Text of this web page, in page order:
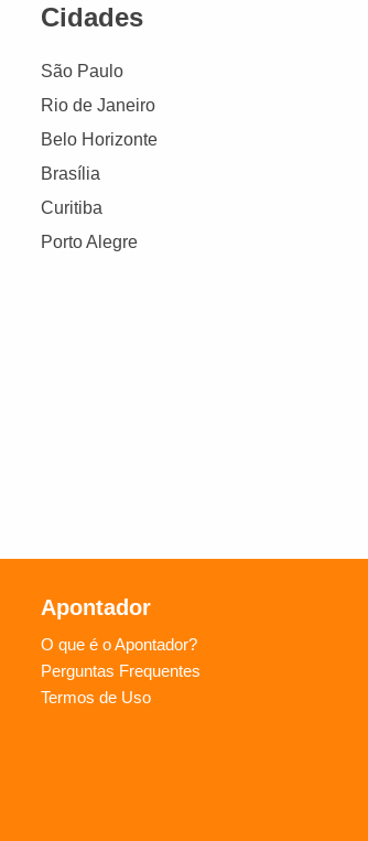
Cidades
São Paulo
Rio de Janeiro
Belo Horizonte
Brasília
Curitiba
Porto Alegre
Apontador
O que é o Apontador?
Perguntas Frequentes
Termos de Uso